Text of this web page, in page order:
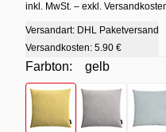
inkl. MwSt. – exkl.
Versandart: DHL Paketversand
Versandkosten: 5.90 €
Farbton:
gelb
Farbton
- gelb
Farbton - grau